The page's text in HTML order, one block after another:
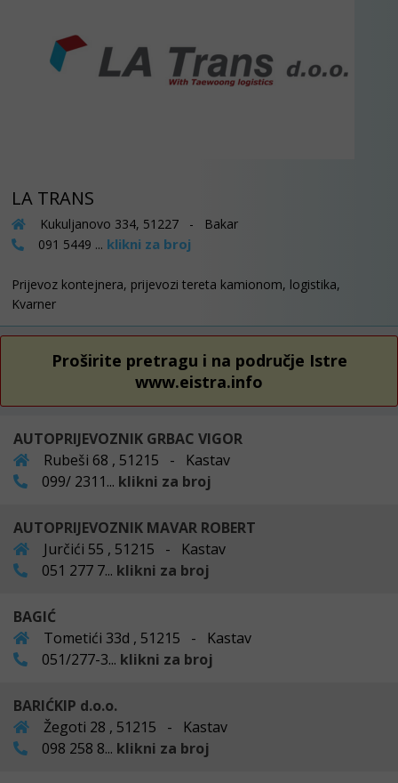
LA TRANS
Kukuljanovo 334, 51227 - Bakar
091 5449 ... klikni za broj
Prijevoz kontejnera, prijevozi tereta kamionom, logistika,
Kvarner
Proširite pretragu i na područje Istre
www.eistra.info
AUTOPRIJEVOZNIK GRBAC VIGOR
Rubeši 68 , 51215 - Kastav
099/ 2311... klikni za broj
AUTOPRIJEVOZNIK MAVAR ROBERT
Jurčići 55 , 51215 - Kastav
051 277 7... klikni za broj
BAGIĆ
Tometići 33d , 51215 - Kastav
051/277-3... klikni za broj
BARIĆKIP d.o.o.
Žegoti 28 , 51215 - Kastav
098 258 8... klikni za broj